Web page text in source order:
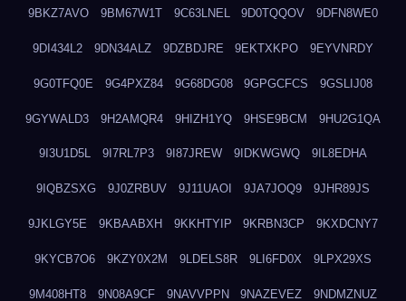
9BKZ7AVO 9BM67W1T 9C63LNEL 9D0TQQOV 9DFN8WE0
9DI434L2 9DN34ALZ 9DZBDJRE 9EKTXKPO 9EYVNRDY
9G0TFQ0E 9G4PXZ84 9G68DG08 9GPGCFCS 9GSLIJ08
9GYWALD3 9H2AMQR4 9HIZH1YQ 9HSE9BCM 9HU2G1QA
9I3U1D5L 9I7RL7P3 9I87JREW 9IDKWGWQ 9IL8EDHA
9IQBZSXG 9J0ZRBUV 9J11UAOI 9JA7JOQ9 9JHR89JS
9JKLGY5E 9KBAABXH 9KKHTYIP 9KRBN3CP 9KXDCNY7
9KYCB7O6 9KZY0X2M 9LDELS8R 9LI6FD0X 9LPX29XS
9M408HT8 9N08A9CF 9NAVVPPN 9NAZEVEZ 9NDMZNUZ